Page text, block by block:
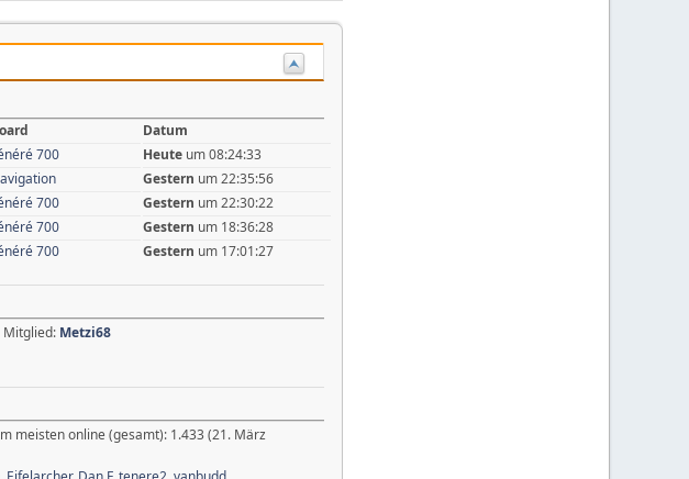
Datum
700 Heute um 08:24:33
Gestern um 22:35:56
700 Gestern um 22:30:22
700 Gestern um 18:36:28
700 Gestern um 17:01:27
Mitglied: Metzi68
meisten online (gesamt): 1.433 (21. März